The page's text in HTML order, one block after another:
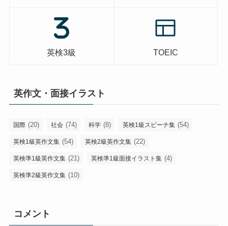
英検3級 TOEIC
英作文・面接イラスト
国際 (20) 社会 (74) 科学 (8) 英検1級スピーチ集 (54)
英検1級英作文集 (54) 英検2級英作文集 (22)
英検準1級英作文集 (21) 英検準1級面接イラスト集 (4)
英検準2級英作文集 (10)
コメント